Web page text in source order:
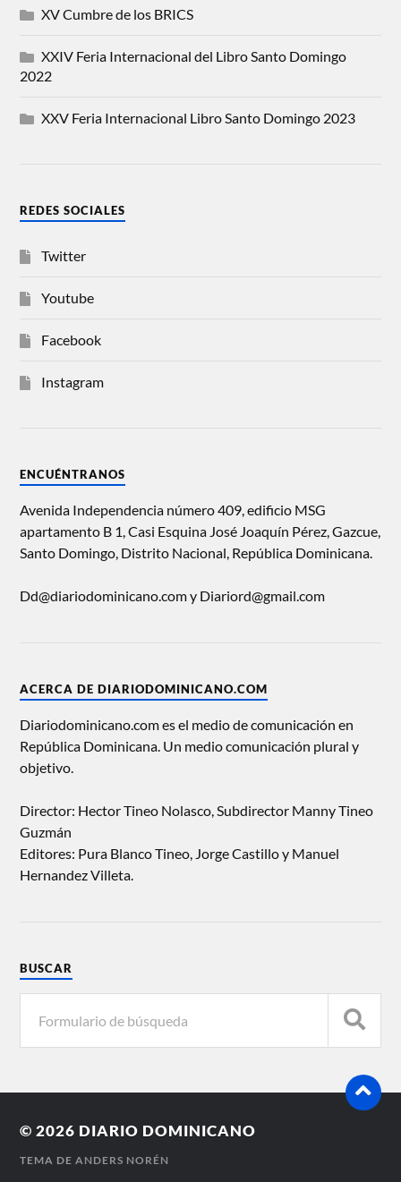
XV Cumbre de los BRICS
XXIV Feria Internacional del Libro Santo Domingo
2022
XXV Feria Internacional Libro Santo Domingo 2023
REDES SOCIALES
Twitter
Youtube
Facebook
Instagram
ENCUÉNTRANOS
Avenida Independencia número 409, edificio MSG
apartamento B 1, Casi Esquina José Joaquín Pérez, Gazcue,
Santo Domingo, Distrito Nacional, República Dominicana.
Dd@diariodominicano.com y Diariord@gmail.com
ACERCA DE DIARIODOMINICANO.COM
Diariodominicano.com es el medio de comunicación en
República Dominicana. Un medio comunicación plural y
objetivo.
Director: Hector Tineo Nolasco, Subdirector Manny Tineo
Guzmán
Editores: Pura Blanco Tineo, Jorge Castillo y Manuel
Hernandez Villeta.
BUSCAR
© 2026 DIARIO DOMINICANO
TEMA DEANDERS NORÉN